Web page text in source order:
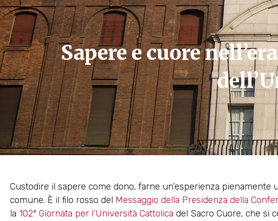
Sapere e cuore
Custodire il sapere come dono, farne un’esperienza pienamente
comune. È il filo rosso del Messaggio della Presidenza della
la 102ª Giornata per l’Università Cattolica del Sacro Cuore, che si